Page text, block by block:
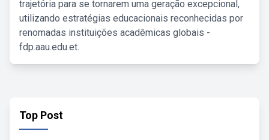
trajetória para se tornarem uma geração excepcional,
utilizando estratégias educacionais reconhecidas por
renomadas instituições acadêmicas globais -
fdp.aau.edu.et.
Top Post